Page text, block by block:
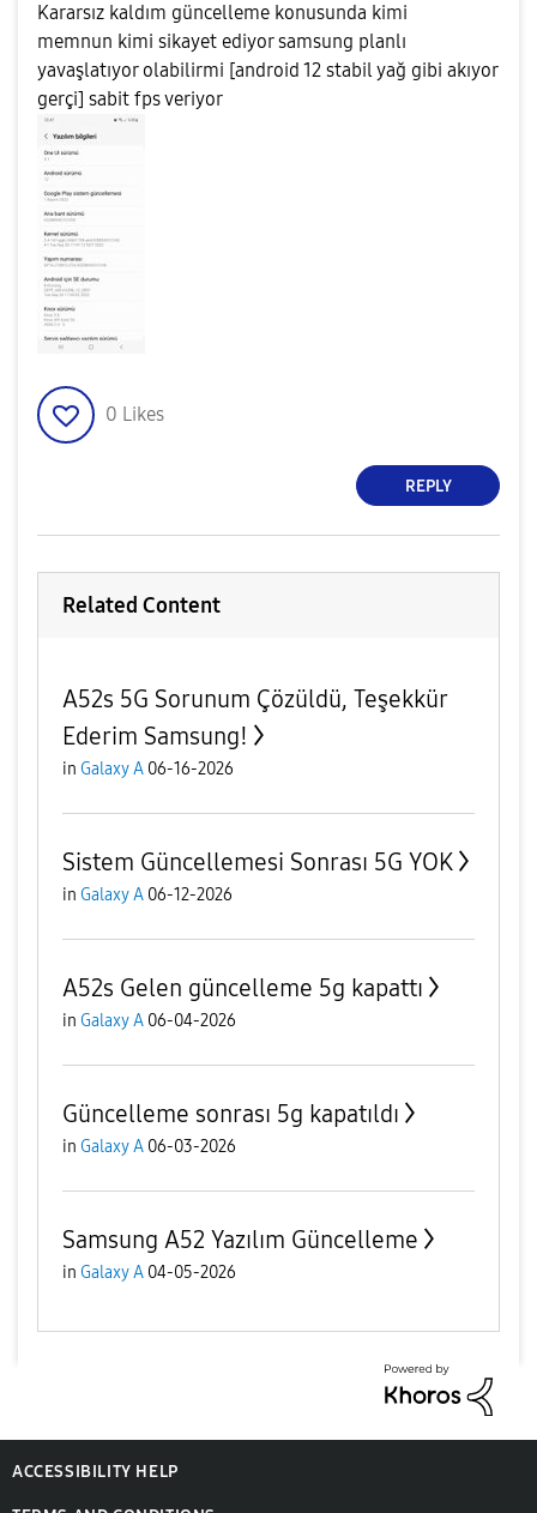
Kararsız kaldım güncelleme konusunda kimi
memnun kimi sikayet ediyor samsung planlı
yavaşlatıyor olabilirmi [android 12 stabil yağ gibi akıyor
gerçi] sabit fps veriyor
0 Likes
REPLY
Related Content
A52s 5G Sorunum Çözüldü, Teşekkür
Ederim Samsung!
in Galaxy A 06-16-2026
Sistem Güncellemesi Sonrası 5G YOK
in Galaxy A 06-12-2026
A52s Gelen güncelleme 5g kapattı
in Galaxy A 06-04-2026
Güncelleme sonrası 5g kapatıldı
in Galaxy A 06-03-2026
Samsung A52 Yazılım Güncelleme
in Galaxy A 04-05-2026
ACCESSIBILITY HELP